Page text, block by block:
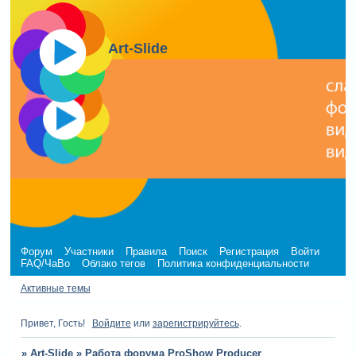
Art-Slide
Форум Участники Правила Поиск Регистрация
Войти
FAQ/ЧаВо
Облако тегов Политика конфиденциальности
Активные темы
Привет, Гость! Войдите или зарегистрируйтесь.
» Art-Slide » Работа форума ProShow Producer